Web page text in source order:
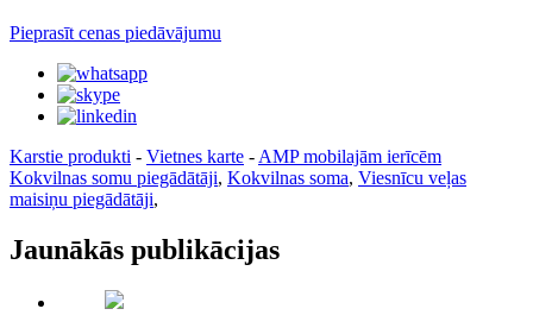
Pieprasīt cenas piedāvājumu
Karstie produkti - Vietnes karte - AMP mobilajām ierīcēm
Kokvilnas somu piegādātāji, Kokvilnas soma, Viesnīcu veļas
maisiņu piegādātāji,
Jaunākās publikācijas